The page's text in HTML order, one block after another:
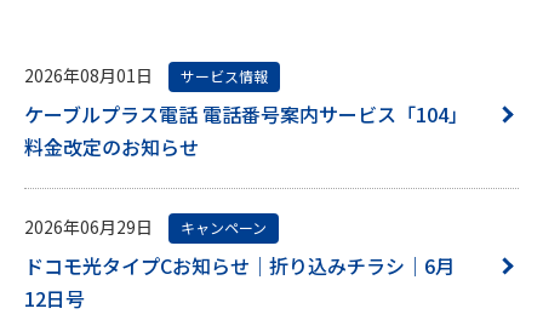
2026年08月01日 サービス情報
ケーブルプラス電話 電話番号案内サービス「104」
料金改定のお知らせ
2026年06月29日 キャンペーン
ドコモ光タイプCお知らせ｜折り込みチラシ｜6月
12日号